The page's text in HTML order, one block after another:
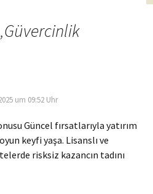
Güvercinlik
um 09:52 Uhr
Güncel fırsatlarıyla yatırım
keyfi yaşa. Lisanslı ve
risksiz kazancın tadını